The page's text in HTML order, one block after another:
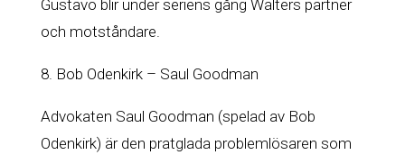
Gustavo blir under seriens gång Walters partner
och motståndare.
8. Bob Odenkirk – Saul Goodman
Advokaten Saul Goodman (spelad av Bob
Odenkirk) är den pratglada problemlösaren som